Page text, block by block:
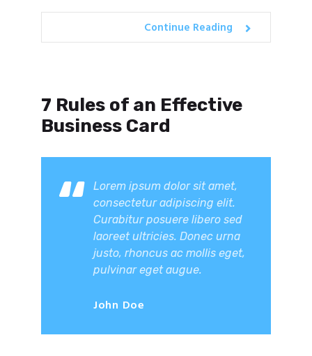
Continue Reading
7 Rules of an Effective
Business Card
Lorem ipsum dolor sit amet,
consectetur adipiscing elit.
Curabitur posuere libero sed
laoreet ultricies. Donec urna
justo, rhoncus ac mollis eget,
pulvinar eget augue.
John Doe